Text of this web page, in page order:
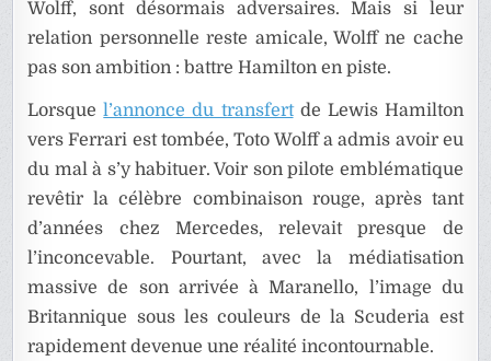
Wolff, sont désormais adversaires. Mais si leur
relation personnelle reste amicale, Wolff ne cache
pas son ambition : battre Hamilton en piste.
Lorsquel’annonce du transfertde Lewis Hamilton
vers Ferrari est tombée, Toto Wolff a admis avoir eu
du mal à s’y habituer. Voir son pilote emblématique
revêtir la célèbre combinaison rouge, après tant
d’années chez Mercedes, relevait presque de
l’inconcevable. Pourtant, avec la médiatisation
massive de son arrivée à Maranello, l’image du
Britannique sous les couleurs de la Scuderia est
rapidement devenue une réalité incontournable.